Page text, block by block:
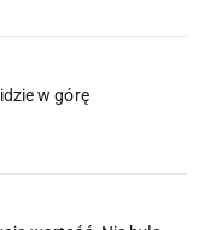
w górę